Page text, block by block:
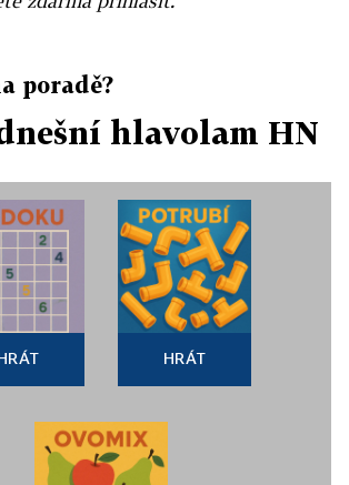
poradě?
hlavolam HN
HRÁT